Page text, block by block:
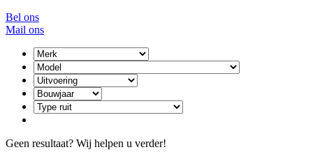
Bel ons
Mail ons
Geen resultaat? Wij helpen u verder!